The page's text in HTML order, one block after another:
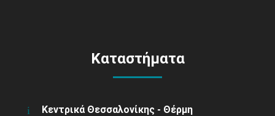
Καταστήματα
Κεντρικά Θεσσαλονίκης - Θέρμη